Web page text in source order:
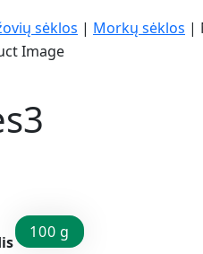
sėklos | Morkų sėklos |
100 g